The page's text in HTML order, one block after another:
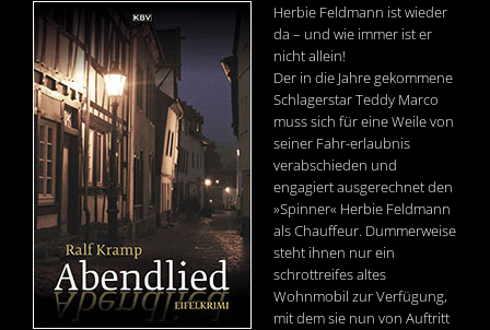
Herbie Feldmann ist wieder
da – und wie immer ist er
nicht allein!
Der in die Jahre gekommene
Schlagerstar Teddy Marco
muss sich für eine Weile von
seiner Fahr-erlaubnis
verabschieden und
engagiert ausgerechnet den
»Spinner« Herbie Feldmann
als Chauffeur. Dummerweise
steht ihnen nur ein
schrottreifes altes
Wohnmobil zur Verfügung,
mit dem sie nun von Auftritt